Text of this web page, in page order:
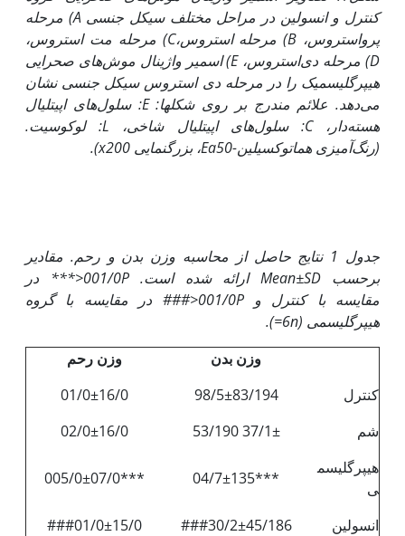
کنترل و انسولین در مراحل مختلف سیکل جنسیA) مرحله
پرواستروس، B) مرحله استروس،C) مرحله مت استروس،
D) مرحله دی‌استروس،E) اسمیر واژینال موش‌های صحرایی
هیپرگلیسمیک را در مرحله دی استروس سیکل جنسی نشان
می‌دهد. علائم مندرج بر روی شکل‎ها:
E: سلول‌های اپیتلیال
هسته‌دار،C: سلول‌های اپیتلیال شاخی، L: لوکوسیت.
(رنگ‌آمیزی هماتوکسیلین-Ea50، بزرگنمایی x200).
جدول 1 نتایج حاصل از محاسبه وزن بدن و رحم. مقادیر
برحسبMean±SD ارائه شده است. 001/0P<
*** در
مقایسه با کنترل و 001/0P<
### در مقایسه با گروه
هیپرگلیسمی (6n=
)
.
وزن بدن
وزن رحم
کنترل
98/5±83/194
01/0±16/0
شم
37/1± 53/190
02/0±16/0
هیپرگلیسم
ی
***04/7±135
***005/0±07/0
انسولین ###30/2±45/186
###01/0±15/0